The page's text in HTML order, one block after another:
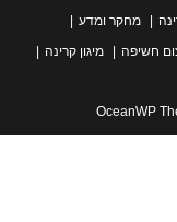
ומדע
מיגון קרינה